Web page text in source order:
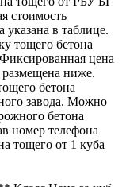
стоимость
указана в таблице.
тощего бетона
цена
ниже.
бетона
завода. Можно
бетона
номер телефона
тощего от 1 куба